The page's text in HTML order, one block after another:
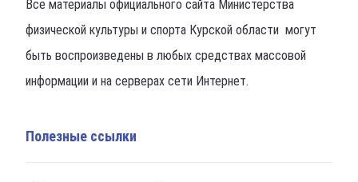
Все материалы официального сайта Министерства
физической культуры и спорта Курской области могут
быть воспроизведены в любых средствах массовой
информации и на серверах сети Интернет.
Полезные ссылки